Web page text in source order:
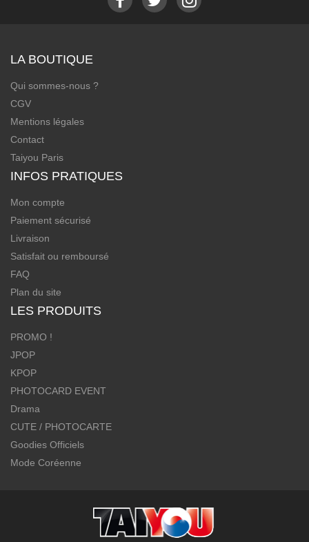
LA BOUTIQUE
Qui sommes-nous ?
CGV
Mentions légales
Contact
Taiyou Paris
INFOS PRATIQUES
Mon compte
Paiement sécurisé
Livraison
Satisfait ou remboursé
FAQ
Plan du site
LES PRODUITS
PROMO !
JPOP
KPOP
PHOTOCARD EVENT
Drama
CUTE / PHOTOCARTE
Goodies Officiels
Mode Coréenne